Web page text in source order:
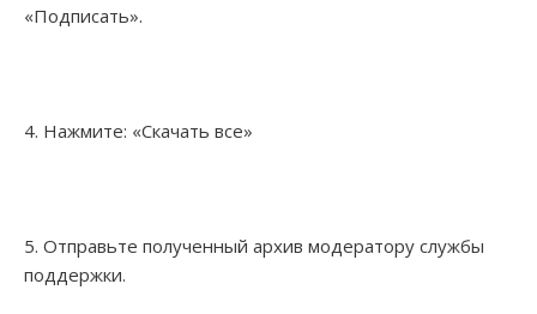
«Подписать».
4. Нажмите: «Скачать все»
5. Отправьте полученный архив модератору службы
поддержки.